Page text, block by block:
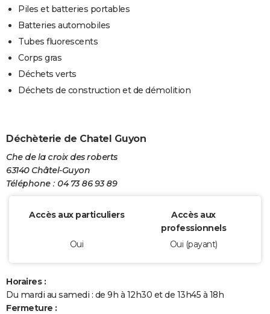
Piles et batteries portables
Batteries automobiles
Tubes fluorescents
Corps gras
Déchets verts
Déchets de construction et de démolition
Déchèterie de Chatel Guyon
Che de la croix des roberts
63140 Châtel-Guyon
Téléphone : 04 73 86 93 89
Accès aux particuliers
Accès aux
professionnels
Oui
Oui (payant)
Horaires :
Du mardi au samedi : de 9h à 12h30 et de 13h45 à 18h
Fermeture :